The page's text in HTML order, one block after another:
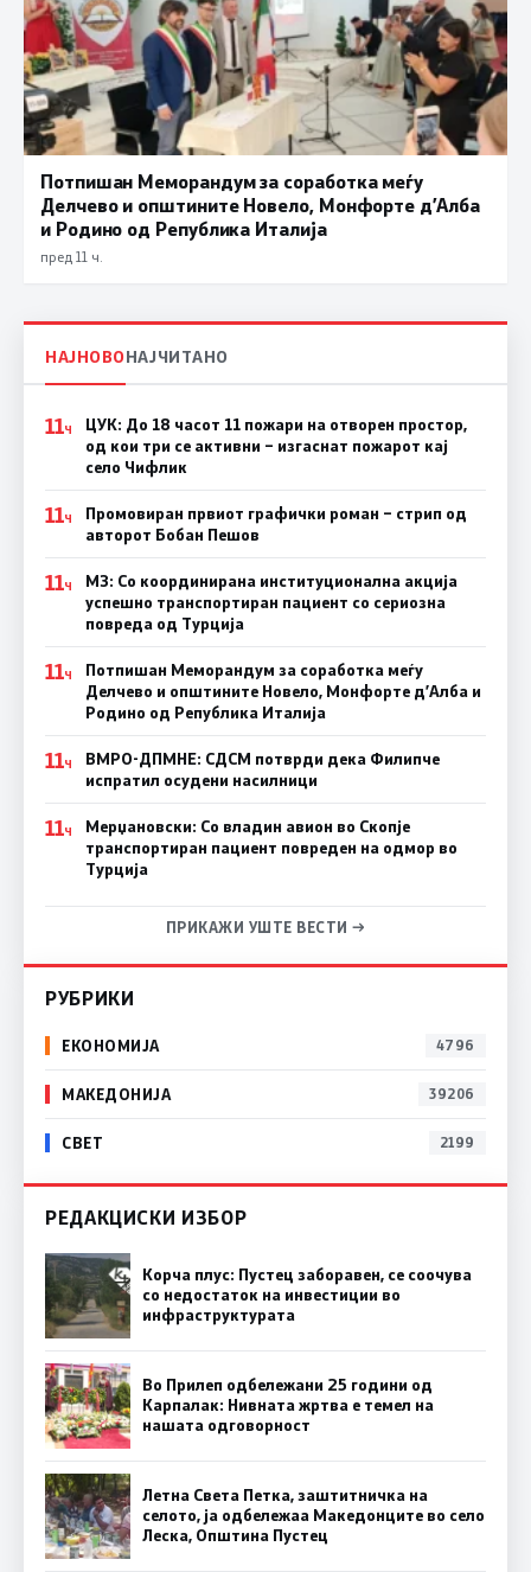
Потпишан Меморандум за соработка меѓу
Делчево и општините Новело, Монфорте д’Алба
и Родино од Република Италија
пред 11 ч.
НАЈНОВОНАЈЧИТАНО
11Ч
ЦУК: До 18 часот 11 пожари на отворен простор,
од кои три се активни – изгаснат пожарот кај
село Чифлик
11Ч
Промовиран првиот графички роман – стрип од
авторот Бобан Пешов
11Ч
МЗ: Со координирана институционална акција
успешно транспортиран пациент со сериозна
повреда од Турција
11Ч
Потпишан Меморандум за соработка меѓу
Делчево и општините Новело, Монфорте д’Алба и
Родино од Република Италија
11Ч
ВМРО-ДПМНЕ: СДСM потврди дека Филипче
испратил осудени насилници
11Ч
Мерџановски: Со владин авион во Скопје
транспортиран пациент повреден на одмор во
Турција
ПРИКАЖИ УШТЕ ВЕСТИ →
РУБРИКИ
ЕКОНОМИЈА 4796
МАКЕДОНИЈА 39206
СВЕТ 2199
РЕДАКЦИСКИ ИЗБОР
Корча плус: Пустец заборавен, се соочува
со недостаток на инвестиции во
инфраструктурата
Во Прилеп одбележани 25 години од
Карпалак: Нивната жртва е темел на
нашата одговорност
Летна Света Петка, заштитничка на
селото, ја одбележаа Македонците во село
Леска, Општина Пустец